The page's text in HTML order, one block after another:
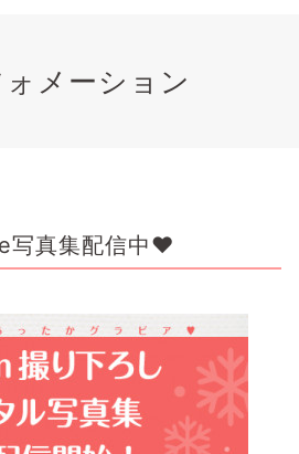
メーション
写真集配信中♥